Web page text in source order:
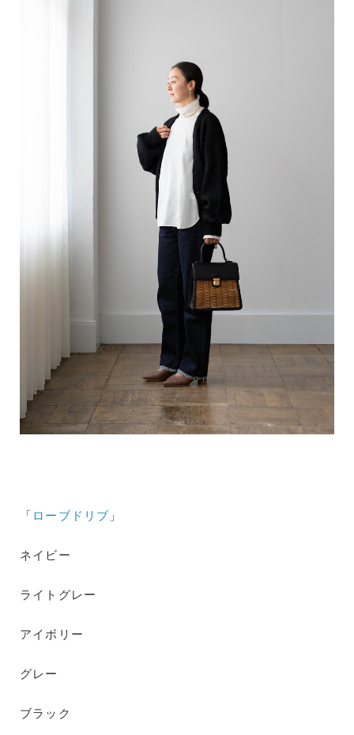
「 ローブドリブ 」
ネイビー
ライトグレー
アイボリー
グレー
ブラック